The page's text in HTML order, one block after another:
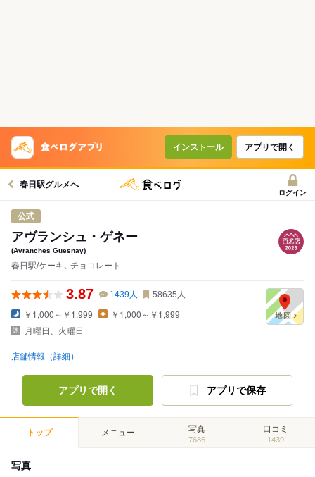
インストール アプリで開く
春日駅グルメへ
ログイン
公式
アヴランシュ・ゲネー
(Avranches Guesnay)
春日駅/ケーキ､ チョコレート
3.87 1439人 58635 人
￥1,000～￥1,999
￥1,000～￥1,999
月曜日、火曜日
店舗情報（詳細）
アプリで開く アプリで保存
トップ メニュー 写真
7686
口コミ
1439
写真